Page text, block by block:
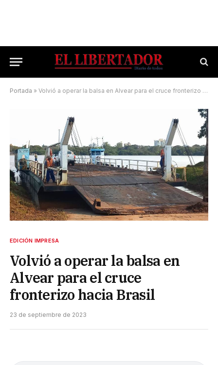
Portada » Volvió a operar la balsa en Alvear para el cruce fronterizo hacia Brasil
EDICIÓN IMPRESA
Volvió a operar la balsa en
Alvear para el cruce
fronterizo hacia Brasil
23 de septiembre de 2023